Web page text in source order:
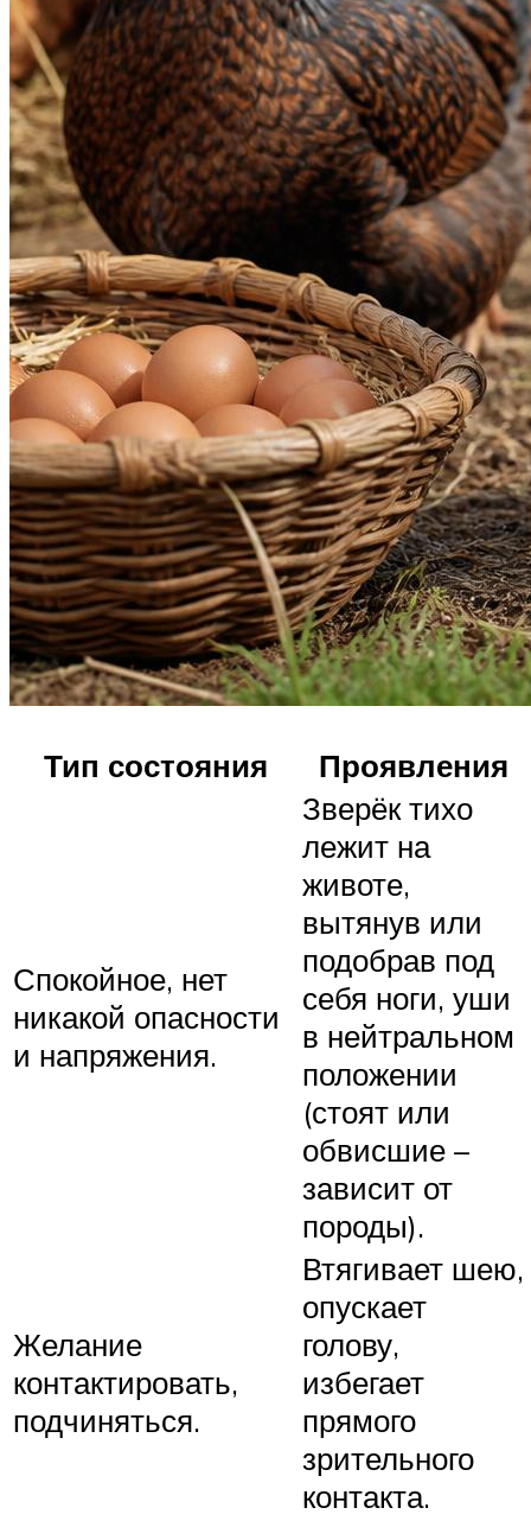
Тип состояния Проявления
Спокойное, нет
никакой опасности
и напряжения.
Зверёк тихо
лежит на
животе,
вытянув или
подобрав под
себя ноги, уши
в нейтральном
положении
(стоят или
обвисшие –
зависит от
породы).
Желание
контактировать,
подчиняться.
Втягивает шею,
опускает
голову,
избегает
прямого
зрительного
контакта.